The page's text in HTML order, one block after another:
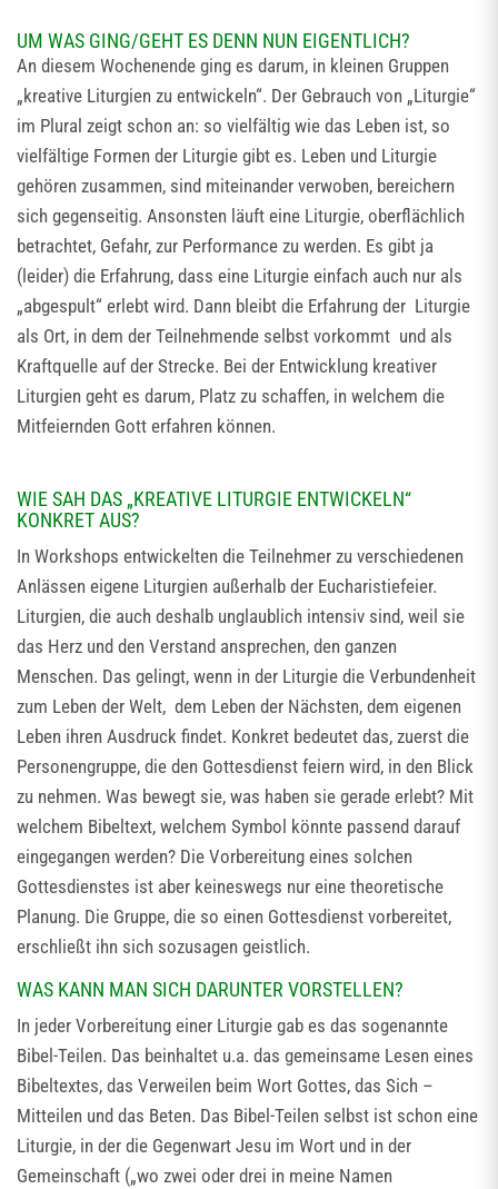
UM WAS GING/GEHT ES DENN NUN EIGENTLICH?
An diesem Wochenende ging es darum, in kleinen Gruppen
„kreative Liturgien zu entwickeln“. Der Gebrauch von „Liturgie“
im Plural zeigt schon an: so vielfältig wie das Leben ist, so
vielfältige Formen der Liturgie gibt es. Leben und Liturgie
gehören zusammen, sind miteinander verwoben, bereichern
sich gegenseitig. Ansonsten läuft eine Liturgie, oberflächlich
betrachtet, Gefahr, zur Performance zu werden. Es gibt ja
(leider) die Erfahrung, dass eine Liturgie einfach auch nur als
„abgespult“ erlebt wird. Dann bleibt die Erfahrung der Liturgie
als Ort, in dem der Teilnehmende selbst vorkommt und als
Kraftquelle auf der Strecke. Bei der Entwicklung kreativer
Liturgien geht es darum, Platz zu schaffen, in welchem die
Mitfeiernden Gott erfahren können.
WIE SAH DAS „KREATIVE LITURGIE ENTWICKELN“
KONKRET AUS?
In Workshops entwickelten die Teilnehmer zu verschiedenen
Anlässen eigene Liturgien außerhalb der Eucharistiefeier.
Liturgien, die auch deshalb unglaublich intensiv sind, weil sie
das Herz und den Verstand ansprechen, den ganzen
Menschen. Das gelingt, wenn in der Liturgie die Verbundenheit
zum Leben der Welt, dem Leben der Nächsten, dem eigenen
Leben ihren Ausdruck findet. Konkret bedeutet das, zuerst die
Personengruppe, die den Gottesdienst feiern wird, in den Blick
zu nehmen. Was bewegt sie, was haben sie gerade erlebt? Mit
welchem Bibeltext, welchem Symbol könnte passend darauf
eingegangen werden? Die Vorbereitung eines solchen
Gottesdienstes ist aber keineswegs nur eine theoretische
Planung. Die Gruppe, die so einen Gottesdienst vorbereitet,
erschließt ihn sich sozusagen geistlich.
WAS KANN MAN SICH DARUNTER VORSTELLEN?
In jeder Vorbereitung einer Liturgie gab es das sogenannte
Bibel-Teilen. Das beinhaltet u.a. das gemeinsame Lesen eines
Bibeltextes, das Verweilen beim Wort Gottes, das Sich –
Mitteilen und das Beten. Das Bibel-Teilen selbst ist schon eine
Liturgie, in der die Gegenwart Jesu im Wort und in der
Gemeinschaft („wo zwei oder drei in meine Namen